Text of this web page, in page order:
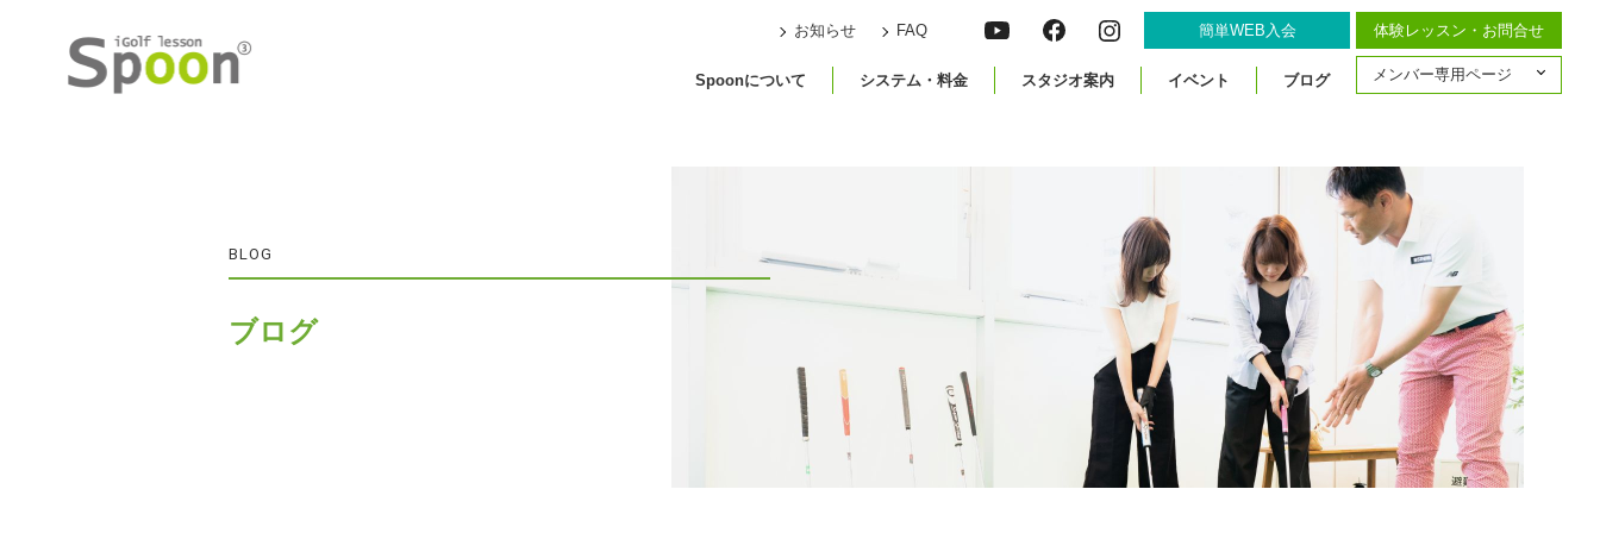
Spoonについて システム・料金 スタジオ案内 イベント ブログ メンバー専用ページ
お知らせ FAQ 簡単WEB入会 体験レッスン・お問合せ
BLOG
ブログ